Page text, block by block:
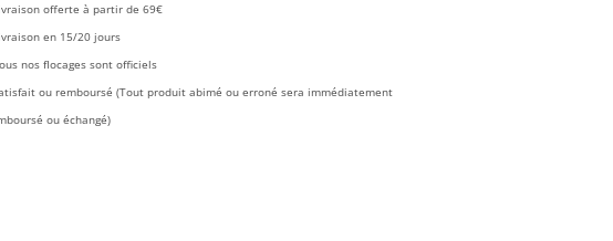
offerte à partir de 69€
en 15/20 jours
nos flocages sont officiels
ou remboursé (Tout produit abimé ou erroné sera immédiatement
ou échangé)